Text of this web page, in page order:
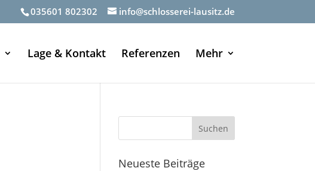
035601 802302 info@schlosserei-lausitz.de
Lage & Kontakt Referenzen Mehr
Neueste Beiträge